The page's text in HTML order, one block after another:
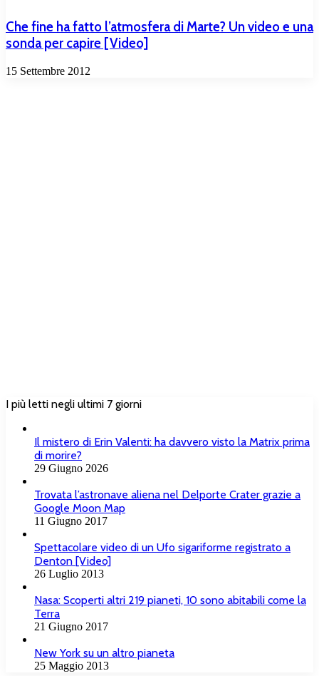
Che fine ha fatto l’atmosfera di Marte? Un video e una
sonda per capire [Video]
15 Settembre 2012
I più letti negli ultimi 7 giorni
Il mistero di Erin Valenti: ha davvero visto la Matrix prima
di morire?
29 Giugno 2026
Trovata l’astronave aliena nel Delporte Crater grazie a
Google Moon Map
11 Giugno 2017
Spettacolare video di un Ufo sigariforme registrato a
Denton [Video]
26 Luglio 2013
Nasa: Scoperti altri 219 pianeti, 10 sono abitabili come la
Terra
21 Giugno 2017
New York su un altro pianeta
25 Maggio 2013